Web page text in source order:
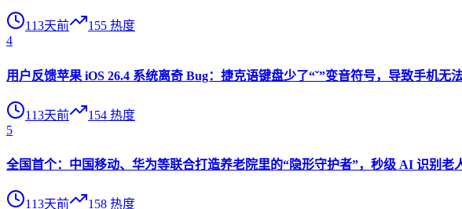
113天前 155 热度
4
用户反馈苹果 iOS 26.4 系统离奇 Bug：捷克语键盘少了“ˇ”变音符号，导致手机无
113天前 154 热度
5
全国首个：中国移动、华为等联合打造养老院里的“隐形守护者”，秒级 AI 识别老
113天前 158 热度